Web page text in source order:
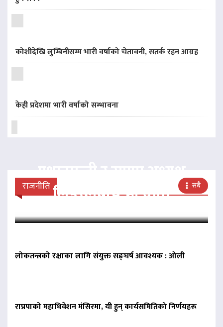
कोशीदेखि लुम्बिनीसम्म भारी वर्षाको चेतावनी, सतर्क रहन आग्रह
केही प्रदेशमा भारी वर्षाको सम्भावना
राजनीति सबै
प्रधानमन्त्री र राप्रपा अध्यक्ष
लिङदेनबीच भेटवार्ता
लोकतन्त्रको रक्षाका लागि संयुक्त सङ्घर्ष आवश्यक : ओली
राप्रपाको महाधिवेशन मंसिरमा, यी हुन् कार्यसमितिको निर्णयहरू